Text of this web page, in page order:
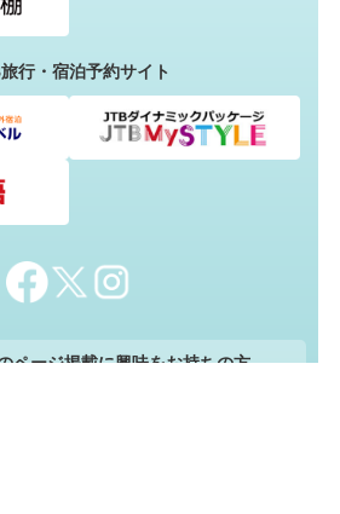
行・宿泊予約サイト
ページ掲載に興味をお持ちの方